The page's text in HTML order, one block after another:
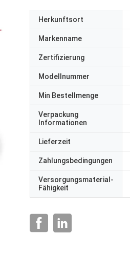
Herkunftsort
Markenname
Zertifizierung
Modellnummer
Min Bestellmenge
Verpackung
Informationen
Lieferzeit
Zahlungsbedingungen
Versorgungsmaterial-
Fähigkeit